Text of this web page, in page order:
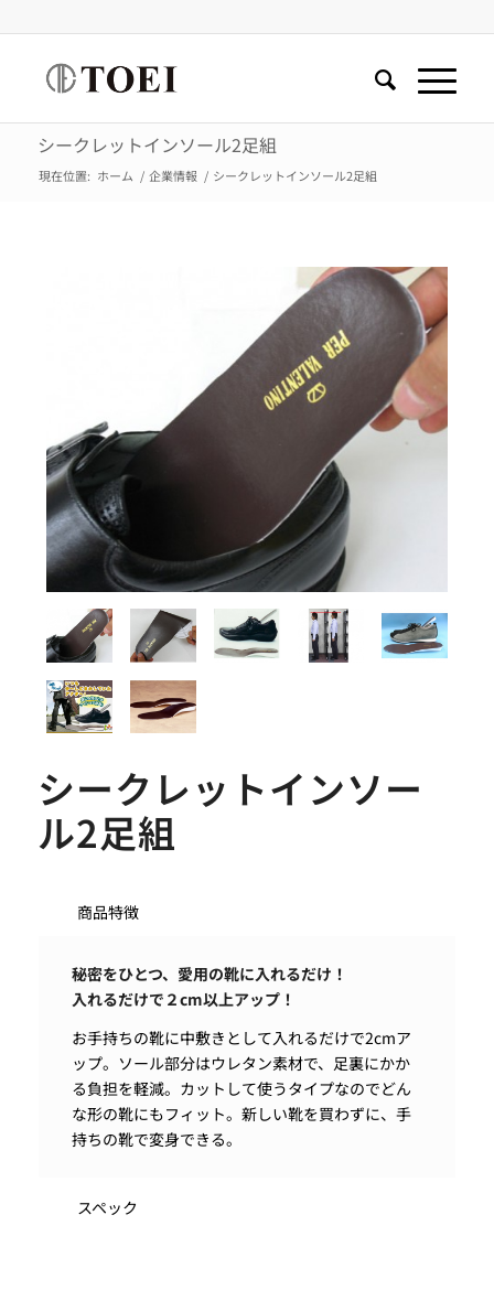
シークレットインソール2足組
現在位置: ホーム / 企業情報 / シークレットインソール2足組
シークレットインソー
ル2足組
商品特徴
秘密をひとつ、愛用の靴に入れるだけ！
入れるだけで２cm以上アップ！
お手持ちの靴に中敷きとして入れるだけで2cmア
ップ。ソール部分はウレタン素材で、足裏にかか
る負担を軽減。カットして使うタイプなのでどん
な形の靴にもフィット。新しい靴を買わずに、手
持ちの靴で変身できる。
スペック